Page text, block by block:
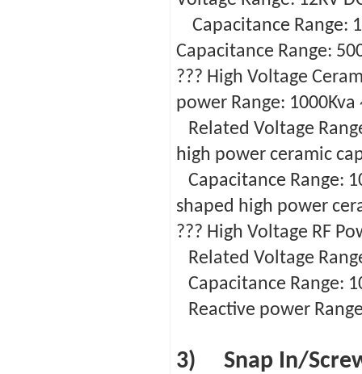
Capacitance
Capacitance Range:
??? High
power Range: 1000Kva
Related Voltage
high power ceramic
Capacitance
shaped high power
??? High Voltage RF
Related Voltage
Capacitance Range:
Reactive power
3) Snap In/